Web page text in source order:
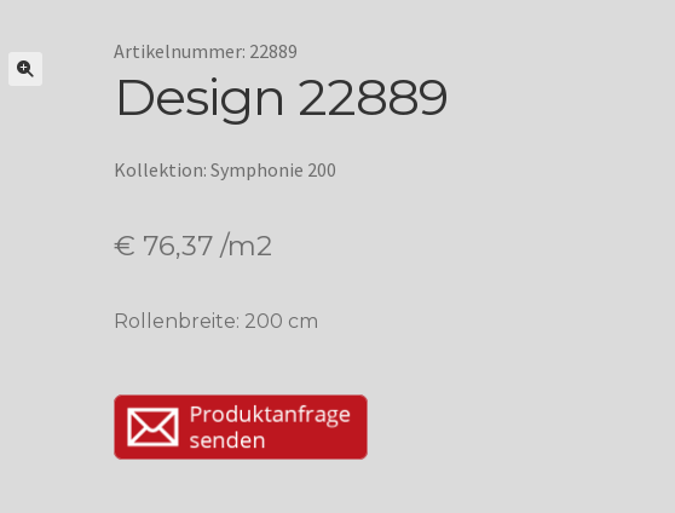
Artikelnummer: 22889
Design 22889
Kollektion: Symphonie 200
€ 76,37/m2
Rollenbreite: 200 cm